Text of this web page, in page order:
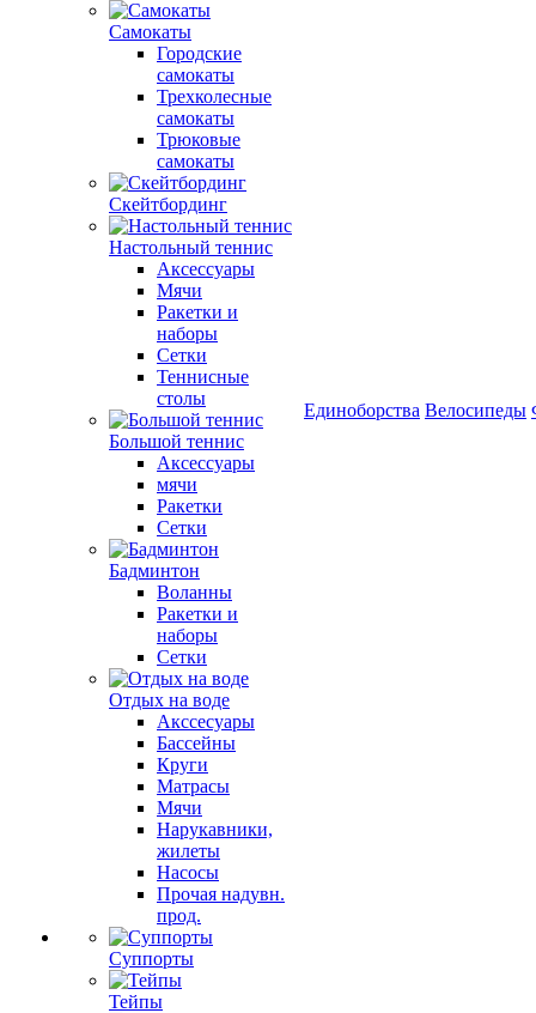
Самокаты
Городские
самокаты
Трехколесные
самокаты
Трюковые
самокаты
Скейтбординг
Настольный теннис
Аксессуары
Мячи
Ракетки и
наборы
Сетки
Теннисные
столы
Большой теннис
Аксессуары
мячи
Ракетки
Сетки
Бадминтон
Воланны
Ракетки и
наборы
Сетки
Отдых на воде
Акссесуары
Бассейны
Круги
Матрасы
Мячи
Нарукавники,
жилеты
Насосы
Прочая надувн.
прод.
Суппорты
Тейпы
Единоборства Велосипеды